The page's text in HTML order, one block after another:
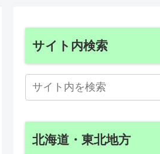
サイト内検索
北海道・東北地方